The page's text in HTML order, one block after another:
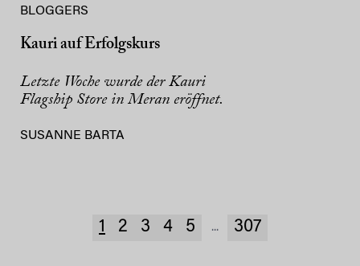
BLOGGERS
Kauri auf Erfolgskurs
Letzte Woche wurde der Kauri
Flagship Store in Meran eröffnet.
SUSANNE BARTA
1 2 3 4 5 ... 307